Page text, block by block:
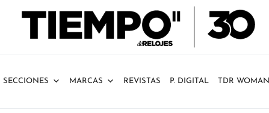
SECCIONES MARCAS REVISTAS P. DIGITAL TDR WOMAN